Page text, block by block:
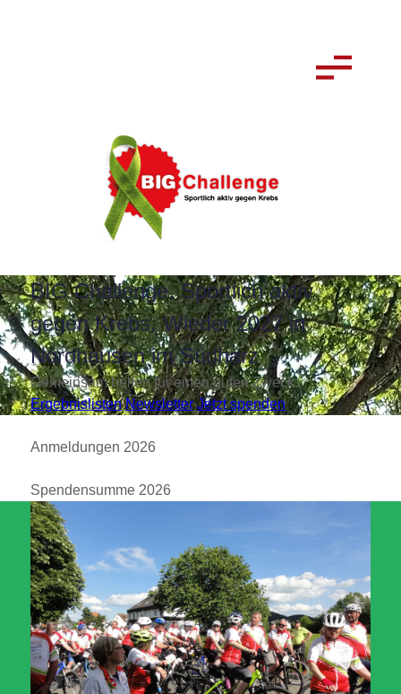
BIG Challenge. Sportlich aktiv
gegen Krebs. Wieder 2027 in
Nordhausen im Südharz
Gemeinsam helfen für einen guten Zweck.
Ergebnislisten Newsletter Jetzt spenden
Anmeldungen 2026
Spendensumme 2026